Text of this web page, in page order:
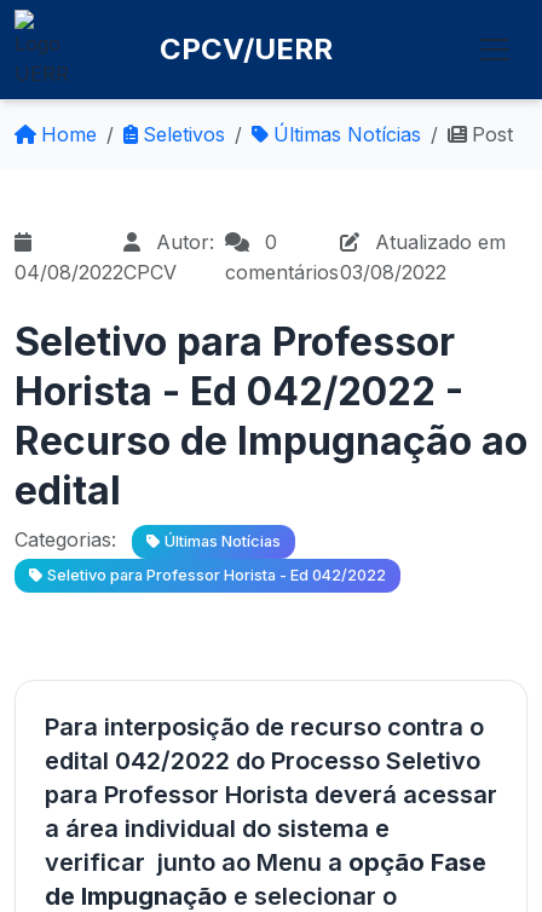
CPCV/UERR
Home Seletivos Últimas Notícias Post
04/08/2022
Autor:
CPCV
0
comentários
Atualizado em
03/08/2022
Seletivo para Professor
Horista - Ed 042/2022 -
Recurso de Impugnação ao
edital
Categorias:
Últimas Notícias
Seletivo para Professor Horista - Ed 042/2022
Para interposição de recurso contra o
edital 042/2022 do Processo Seletivo
para Professor Horista deverá acessar
a área individual do sistema e
verificar junto ao Menu a opção Fase
de Impugnação e selecionar o